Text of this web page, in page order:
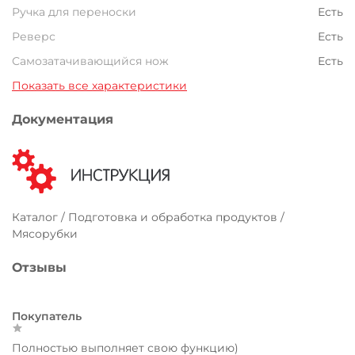
Ручка для переноски
Есть
Реверс
Есть
Самозатачивающийся нож
Есть
Показать все характеристики
Документация
Каталог / Подготовка и обработка продуктов /
Мясорубки
Отзывы
Покупатель
Полностью выполняет свою функцию)